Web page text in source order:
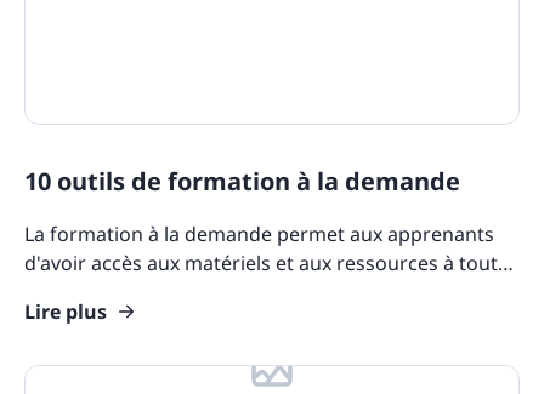
10 outils de formation à la demande
La formation à la demande permet aux apprenants
d'avoir accès aux matériels et aux ressources à tout
Lire plus